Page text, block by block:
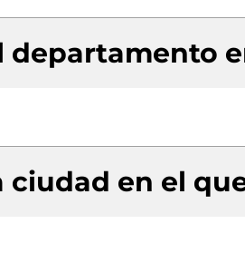
departamento
ciudad en el